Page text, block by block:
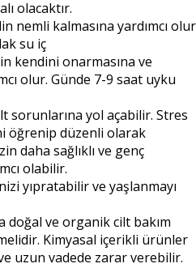
olacaktır.
nemli kalmasına yardımcı
su iç
kendini onarmasına ve
olur. Günde 7-9 saat uyku
sorunlarına yol açabilir. Stres
öğrenip düzenli olarak
daha sağlıklı ve genç
olabilir.
yıpratabilir ve yaşlanmayı
doğal ve organik cilt bakım
Kimyasal içerikli ürünler
uzun vadede zarar verebilir.